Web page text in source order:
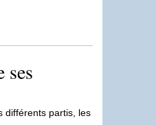
ses
différents partis, les